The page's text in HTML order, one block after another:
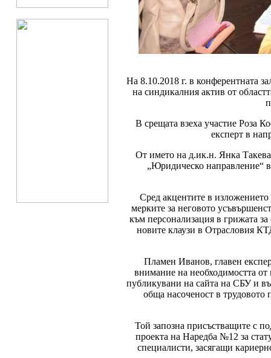
На 8.10.2018 г. в конферентната
на синдикалния актив от
В срещата взеха участие Роза
експерт в
От името на д.ик.н. Янка
„Юридическо направление“
Сред акцентите в
мерките за неговото
към персонализация в грижата
новите клаузи в Отрасловия
Пламен Иванов, главен
внимание на необходимостта
публикувани на сайта на СБУ и
обща насоченост в трудовото
Той запозна присъстващите с
проекта на Наредба №12 за
специалисти, засягащи